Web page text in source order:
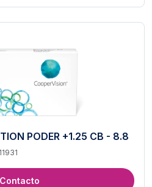
PODER +1.25 CB - 8.8
Contacto